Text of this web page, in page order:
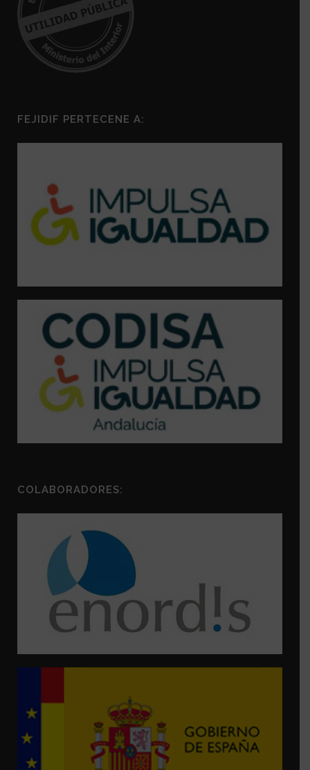
FEJIDIF PERTECENE A:
COLABORADORES: